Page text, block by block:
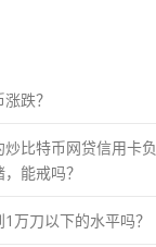
跌？
比特币网贷信用卡
能戒吗？
万刀以下的水平吗？